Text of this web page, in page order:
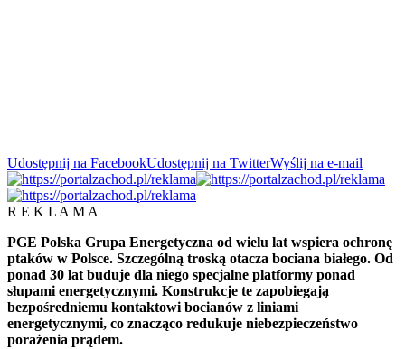
Udostępnij na FacebookUdostępnij na TwitterWyślij na e-mail
R E K L A M A
PGE Polska Grupa Energetyczna od wielu lat wspiera ochronę
ptaków w Polsce. Szczególną troską otacza bociana białego. Od
ponad 30 lat buduje dla niego specjalne platformy ponad
słupami energetycznymi. Konstrukcje te zapobiegają
bezpośredniemu kontaktowi bocianów z liniami
energetycznymi, co znacząco redukuje niebezpieczeństwo
porażenia prądem.